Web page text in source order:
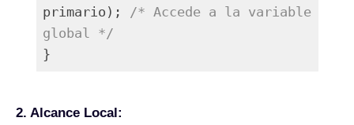
primario); /* Accede a la variable
global */
2. Alcance Local: